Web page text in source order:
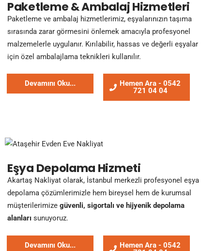
Paketleme & Ambalaj Hizmetleri
Paketleme ve ambalaj hizmetlerimiz, eşyalarınızın taşıma
sırasında zarar görmesini önlemek amacıyla profesyonel
malzemelerle uygulanır. Kırılabilir, hassas ve değerli eşyalar
için özel ambalajlama teknikleri kullanılır.
Devamını Oku...
Hemen Ara - 0542
721 04 04
Eşya Depolama Hizmeti
Akartaş Nakliyat olarak, İstanbul merkezli profesyonel eşya
depolama çözümlerimizle hem bireysel hem de kurumsal
müşterilerimize güvenli, sigortalı ve hijyenik depolama
alanları sunuyoruz.
Devamını Oku...
Hemen Ara - 0542